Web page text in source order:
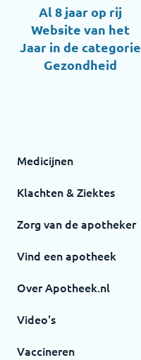
Al 8 jaar op rij
Website van het
Jaar in de categorie
Gezondheid
Medicijnen
Klachten & Ziektes
Zorg van de apotheker
Vind een apotheek
Over Apotheek.nl
Video's
Vaccineren